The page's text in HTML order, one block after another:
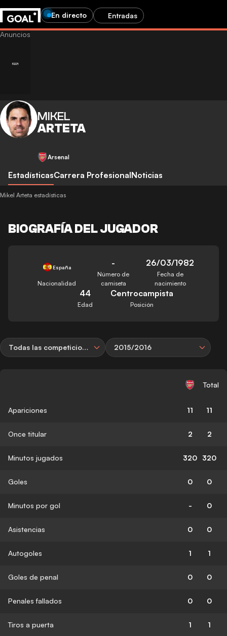
En directo Entradas
MIKEL
ARTETA
Arsenal
EstadísticasCarrera ProfesionalNoticias
Mikel Arteta estadísticas
BIOGRAFÍA DEL JUGADOR
España
Nacionalidad
-
Número de
camiseta
26/03/1982
Fecha de
nacimiento
44
Edad
Centrocampista
Posición
Todas las competiciones 2015/2016
Total
Apariciones 11 11
Once titular 2 2
Minutos jugados 320 320
Goles 0 0
Minutos por gol - 0
Asistencias 0 0
Autogoles 1 1
Goles de penal 0 0
Penales fallados 0 0
Tiros a puerta 1 1